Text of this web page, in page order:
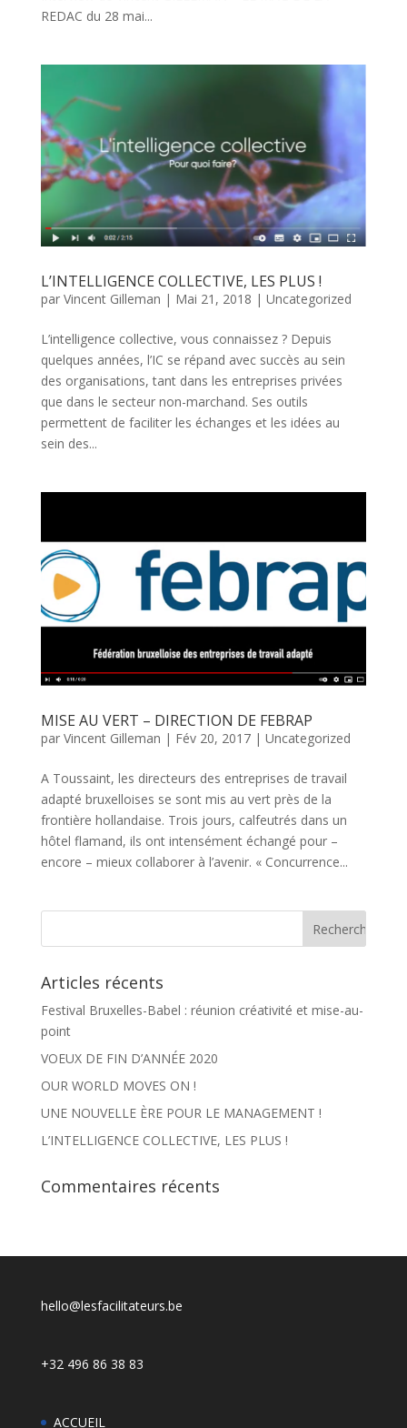
REDAC du 28 mai...
L’INTELLIGENCE COLLECTIVE, LES PLUS !
par Vincent Gilleman | Mai 21, 2018 | Uncategorized
L’intelligence collective, vous connaissez ? Depuis
quelques années, l’IC se répand avec succès au sein
des organisations, tant dans les entreprises privées
que dans le secteur non-marchand. Ses outils
permettent de faciliter les échanges et les idées au
sein des...
MISE AU VERT – DIRECTION DE FEBRAP
par Vincent Gilleman | Fév 20, 2017| Uncategorized
A Toussaint, les directeurs des entreprises de travail
adapté bruxelloises se sont mis au vert près de la
frontière hollandaise. Trois jours, calfeutrés dans un
hôtel flamand, ils ont intensément échangé pour –
encore – mieux collaborer à l’avenir. « Concurrence...
Articles récents
Festival Bruxelles-Babel : réunion créativité et mise-au-
point
VOEUX DE FIN D’ANNÉE 2020
OUR WORLD MOVES ON !
UNE NOUVELLE ÈRE POUR LE MANAGEMENT !
L’INTELLIGENCE COLLECTIVE, LES PLUS !
Commentaires récents
hello@lesfacilitateurs.be
+32 496 86 38 83
ACCUEIL